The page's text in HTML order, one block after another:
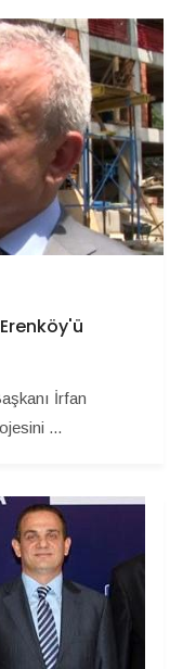
İrfan
...